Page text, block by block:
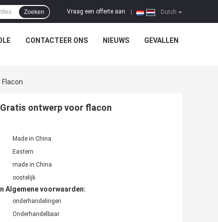
Dutch
Vraag een offerte aan
Zoeken
CONTACTEER ONS NIEUWS GEVALLEN
ontwerp voor flacon
Made in China
Eastern
made in China
oostelijk
Algemene voorwaarden:
onderhandelingen
Onderhandelbaar